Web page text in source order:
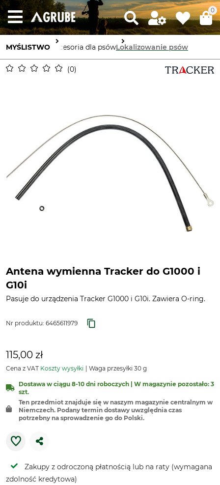
0
MYŚLISTWO Akcesoria dla psówLokalizowanie psów
0
Antena wymienna Tracker do G1000 i
G10i
Pasuje do urządzenia Tracker G1000 i G10i. Zawiera O-ring.
Nr produktu: 6465611979
115,00 zł
Cena z VAT Koszty wysyłki Waga przesyłki 30 g
Dostawa w ciągu 8-10 dni roboczych | W magazynie pozostało: 3
szt.
Ten przedmiot znajduje się w naszym magazynie centralnym w
Niemczech. Podany termin dostawy uwzględnia czas
potrzebny na sprowadzenie go do Polski.
Zakupy z odroczoną płatnością lub na raty (wymagana
zdolność kredytowa)